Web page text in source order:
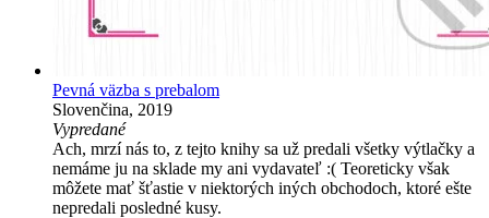
Pevná väzba s prebalom
Slovenčina, 2019
Vypredané
Ach, mrzí nás to, z tejto knihy sa už predali všetky výtlačky a
nemáme ju na sklade my ani vydavateľ :( Teoreticky však
môžete mať šťastie v niektorých iných obchodoch, ktoré ešte
nepredali posledné kusy.